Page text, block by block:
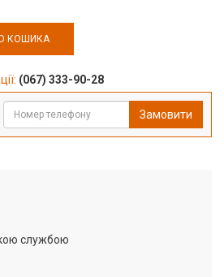
КОШИКА
(067) 333-90-28
Замовити
службою